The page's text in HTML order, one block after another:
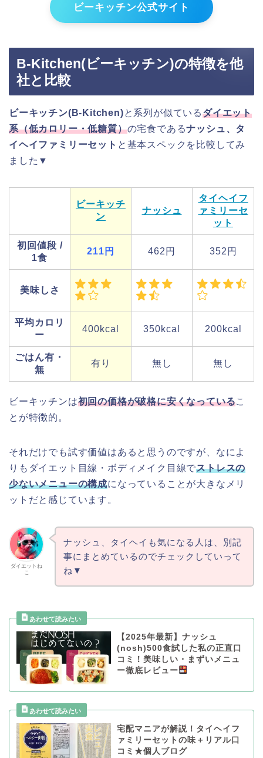
ビーキッチン公式サイト
B-Kitchen(ビーキッチン)の特徴を他
社と比較
ビーキッチン(B-Kitchen)と系列が似ているダイエット
系（低カロリー・低糖質）の宅食であるナッシュ、タ
イヘイファミリーセット と基本スペックを比較してみ
ました▼
ビーキッチ
ン
ナッシュ
タイヘイフ
ァミリーセ
ット
初回値段 /
1食
211円 462円 352円
美味しさ
平均カロリ
ー
400kcal 350kcal 200kcal
ごはん有・
無
有り 無し 無し
ビーキッチンは初回の価格が破格に安くなっているこ
とが特徴的。
それだけでも試す価値はあると思うのですが、なによ
りもダイエット目線・ボディメイク目線でストレスの
少ないメニューの構成になっていることが大きなメリ
ットだと感じています。
ダイエットね
こ
ナッシュ、タイヘイも気になる人は、別記
事にまとめているのでチェックしていって
ね▼
【2025年最新】ナッシュ
(nosh)500食試した私の正直口
コミ！美味しい・まずいメニュ
ー徹底レビュー
宅配マニアが解説！タイヘイフ
ァミリーセットの味＋リアル口
コミ★個人ブログ